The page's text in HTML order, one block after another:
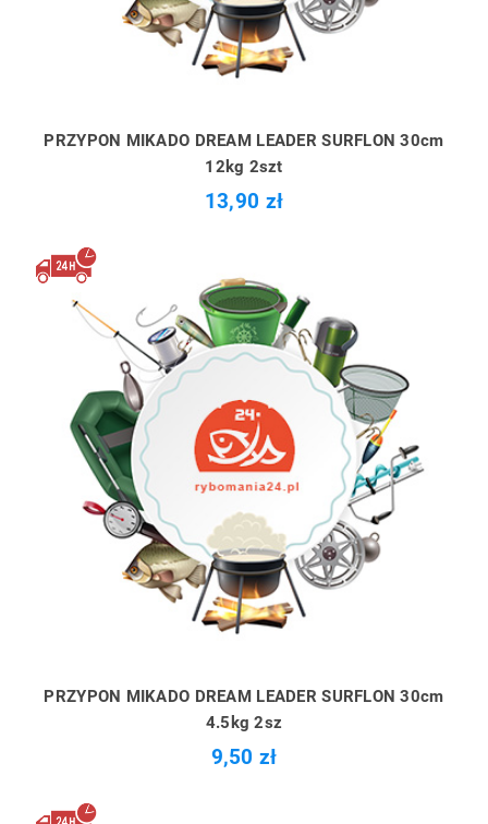
PRZYPON MIKADO DREAM LEADER SURFLON 30cm
12kg 2szt
13,90 zł
PRZYPON MIKADO DREAM LEADER SURFLON 30cm
4.5kg 2sz
9,50 zł